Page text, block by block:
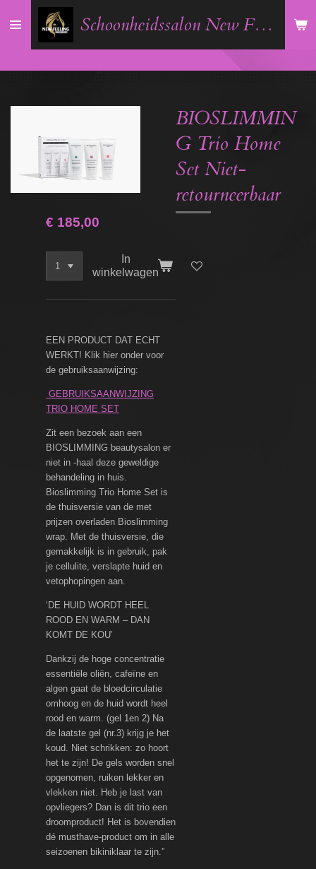
direct
hoofdinhoud
Schoonheidssalon New Feeling
BIOSLIMMIN
G Trio Home
Set Niet-
retourneerbaar
€ 185,00
In
winkelwagen
EEN PRODUCT DAT ECHT
WERKT! Klik hier onder voor
de gebruiksaanwijzing:
GEBRUIKSAANWIJZING
TRIO HOME SET
Zit een bezoek aan een
BIOSLIMMING beautysalon er
niet in -haal deze geweldige
behandeling in huis.
Bioslimming Trio Home Set is
de thuisversie van de met
prijzen overladen Bioslimming
wrap. Met de thuisversie, die
gemakkelijk is in gebruik, pak
je cellulite, verslapte huid en
vetophopingen aan.
‘DE HUID WORDT HEEL
ROOD EN WARM – DAN
KOMT DE KOU’
Dankzij de hoge concentratie
essentiële oliën, cafeïne en
algen gaat de bloedcirculatie
omhoog en de huid wordt heel
rood en warm. (gel 1en 2) Na
de laatste gel (nr.3) krijg je het
koud. Niet schrikken: zo hoort
het te zijn! De gels worden snel
opgenomen, ruiken lekker en
vlekken niet. Heb je last van
opvliegers? Dan is dit trio een
droomproduct! Het is bovendien
dé musthave-product om in alle
seizoenen bikiniklaar te zijn.”